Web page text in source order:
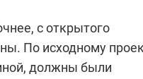
с открытого
По исходному
должны были